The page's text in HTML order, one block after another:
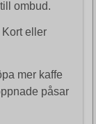
ombud.
eller
mer kaffe
påsar